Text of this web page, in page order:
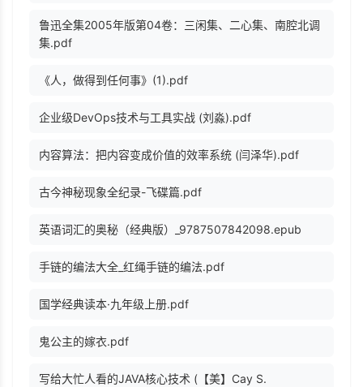
鲁迅全集2005年版第04卷：三闲集、二心集、南腔北调
集.pdf
《人，做得到任何事》(1).pdf
企业级DevOps技术与工具实战 (刘淼).pdf
内容算法：把内容变成价值的效率系统 (闫泽华).pdf
古今神秘现象全纪录-飞碟篇.pdf
英语词汇的奥秘（经典版）_9787507842098.epub
手链的编法大全_红绳手链的编法.pdf
国学经典读本·九年级上册.pdf
鬼公主的嫁衣.pdf
写给大忙人看的JAVA核心技术 (【美】Cay S.